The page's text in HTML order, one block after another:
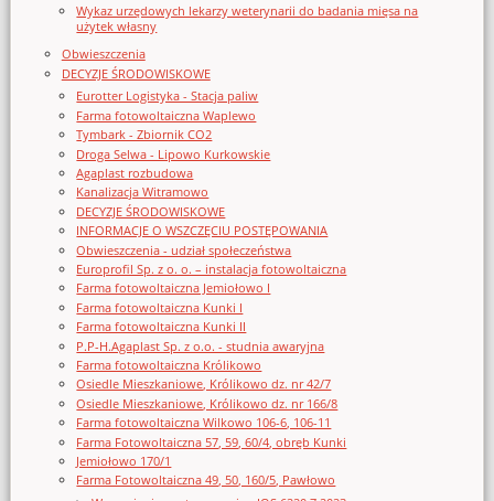
Wykaz urzędowych lekarzy weterynarii do badania mięsa na
użytek własny
Obwieszczenia
DECYZJE ŚRODOWISKOWE
Eurotter Logistyka - Stacja paliw
Farma fotowoltaiczna Waplewo
Tymbark - Zbiornik CO2
Droga Selwa - Lipowo Kurkowskie
Agaplast rozbudowa
Kanalizacja Witramowo
DECYZJE ŚRODOWISKOWE
INFORMACJE O WSZCZĘCIU POSTĘPOWANIA
Obwieszczenia - udział społeczeństwa
Europrofil Sp. z o. o. – instalacja fotowoltaiczna
Farma fotowoltaiczna Jemiołowo I
Farma fotowoltaiczna Kunki I
Farma fotowoltaiczna Kunki II
P.P-H.Agaplast Sp. z o.o. - studnia awaryjna
Farma fotowoltaiczna Królikowo
Osiedle Mieszkaniowe, Królikowo dz. nr 42/7
Osiedle Mieszkaniowe, Królikowo dz. nr 166/8
Farma fotowoltaiczna Wilkowo 106-6, 106-11
Farma Fotowoltaiczna 57, 59, 60/4, obręb Kunki
Jemiołowo 170/1
Farma Fotowoltaiczna 49, 50, 160/5, Pawłowo